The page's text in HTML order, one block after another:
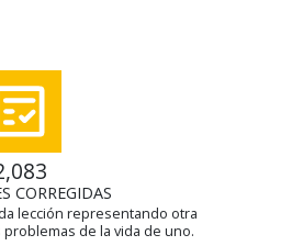
CORREGIDAS
lección representando otra
de la vida de uno.